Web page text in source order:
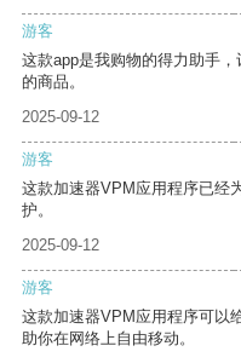
游客
这款app是我购物的得力助手
的商品。
2025-09-12
游客
这款加速器VPM应用程序已经
护。
2025-09-12
游客
这款加速器VPM应用程序可以
助你在网络上自由移动。